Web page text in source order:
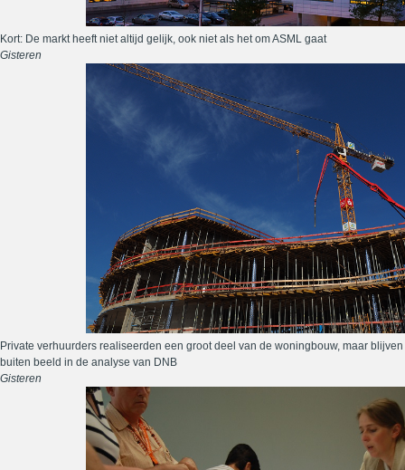
Kort: De markt heeft niet altijd gelijk, ook niet als het om ASML gaat
Gisteren
Private verhuurders realiseerden een groot deel van de woningbouw, maar blijven
buiten beeld in de analyse van DNB
Gisteren